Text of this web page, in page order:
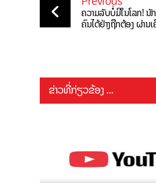
ຄວາມລັບບໍ່ມີໃນໂລກ!
ຄົນໄດ້ຢ່າງຖືກຕ້ອງ ຜ່ານ
ຂ່າວທີ່ກ່ຽວຂ້ອງ ...